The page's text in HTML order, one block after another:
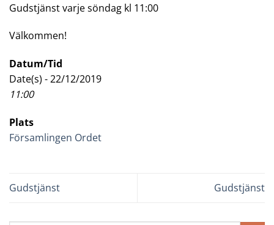
Gudstjänst varje söndag kl 11:00
Välkommen!
Datum/Tid
Date(s) - 22/12/2019
11:00
Plats
Församlingen Ordet
Gudstjänst Gudstjänst